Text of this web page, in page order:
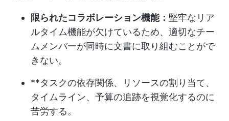
限られたコラボレーション機能： 堅牢なリア
ルタイム機能が欠けているため、適切なチー
ムメンバーが同時に文書に取り組むことがで
きない。
**タスクの依存関係、リソースの割り当て、
タイムライン、予算の追跡を視覚化するのに
苦労する。